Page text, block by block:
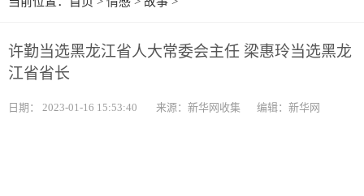
许勤当选黑龙江省人大常委会主任 梁惠玲当选黑龙
江省省长
日期： 2023-01-16 15:53:40 来源：新华网收集 编辑：新华网